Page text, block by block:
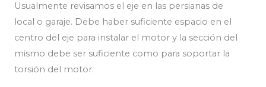
Usualmente revisamos el eje en las persianas de
local o garaje. Debe haber suficiente espacio en el
centro del eje para instalar el motor y la sección del
mismo debe ser suficiente como para soportar la
torsión del motor.